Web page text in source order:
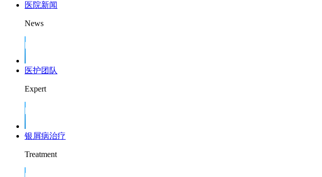
医院新闻
News
医护团队
Expert
银屑病治疗
Treatment